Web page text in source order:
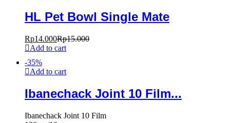
HL Pet Bowl Single Mate
Rp14.000Rp15.000
Add to cart
-35%
Add to cart
Ibanechack Joint 10 Film...
Ibanechack Joint 10 Film